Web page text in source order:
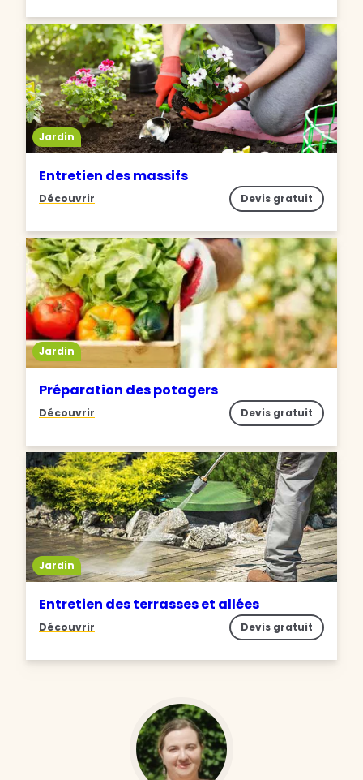
Jardin
Entretien des massifs
Découvrir Devis gratuit
Jardin
Préparation des potagers
Découvrir Devis gratuit
Jardin
Entretien des terrasses et allées
Découvrir Devis gratuit